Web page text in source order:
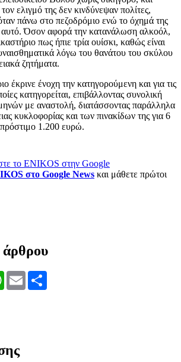
ελιγμό της δεν κινδύνεψαν πολίτες,
πάνω στο πεζοδρόμιο ενώ το όχημά της
Όσον αφορά την κατανάλωση αλκοόλ,
πως ήπιε τρία ουίσκι, καθώς είναι
λόγω του θανάτου του σκύλου
ζητήματα.
έκρινε ένοχη την κατηγορούμενη και για τις
κατηγορείται, επιβάλλοντας συνολική
με αναστολή, διατάσσοντας παράλληλα
κυκλοφορίας και των πινακίδων της για 6
1.200 ευρώ.
το ENIKOS στην Google
στο Google News και μάθετε πρώτοι
άρθρου
WhatsApp
Email